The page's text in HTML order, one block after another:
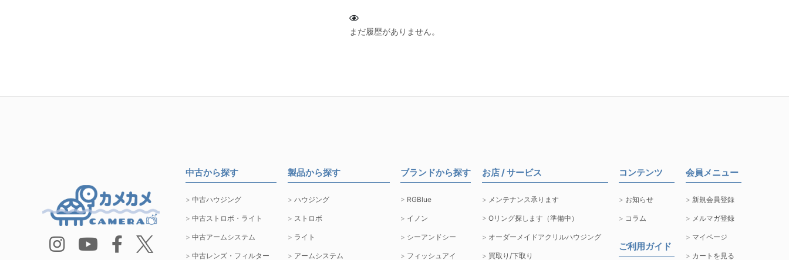
まだ履歴がありません。
中古から探す
中古ハウジング
中古ストロボ・ライト
中古アームシステム
中古レンズ・フィルター
製品から探す
ハウジング
ストロボ
ライト
アームシステム
ブランドから探す
RGBlue
イノン
シーアンドシー
フィッシュアイ
お店 / サービス
メンテナンス承ります
Oリング探します（準備中）
オーダーメイドアクリルハウジング
買取り/下取り
コンテンツ
お知らせ
コラム
ご利用ガイド
会員メニュー
新規会員登録
メルマガ登録
マイページ
カートを見る